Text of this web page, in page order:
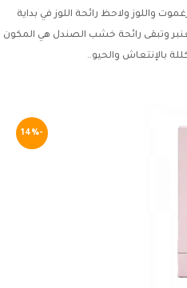
واللوز ولاحظ رائحة اللوز في بداية
وتبقى رائحة خشب الصندل هي المكون
بالإنتعاش والحيو..
-14%